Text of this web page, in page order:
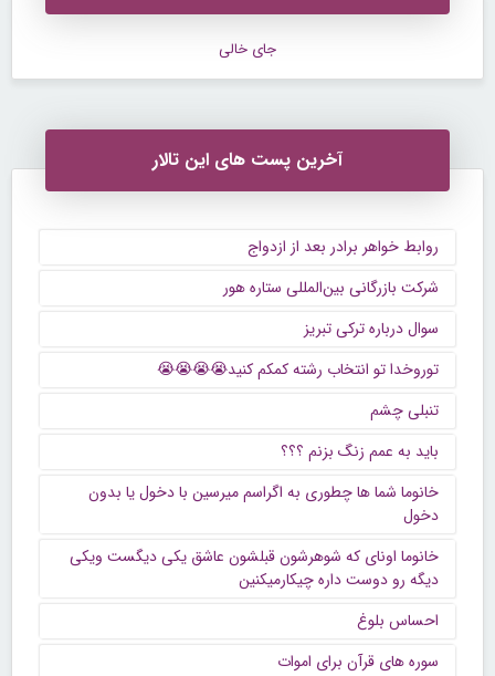
جای خالی
آخرین پست های این تالار
روابط خواهر برادر بعد از ازدواج
شرکت بازرگانی بین‌المللی ستاره هور
سوال درباره ترکی تبریز
توروخدا تو انتخاب رشته کمکم کنید😭😭😭😭
تنبلی چشم
باید به عمم زنگ بزنم ؟؟؟
خانوما شما ها چطوری به اگراسم میرسین با دخول یا بدون
دخول
خانوما اونای که شوهرشون قبلشون عاشق یکی دیگست ویکی
دیگه رو دوست داره چیکارمیکنین
احساس بلوغ
سوره های قرآن برای اموات